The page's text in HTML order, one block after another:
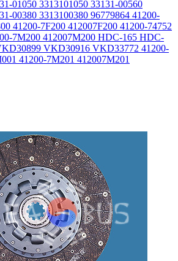
01050 3313101050 33131-00560
00380 3313100380 96779864 41200-
41200-7F200 412007F200 41200-74752
7M200 412007M200 HDC-165 HDC-
VKD30916 VKD33772 41200-
41200-7M201 412007M201